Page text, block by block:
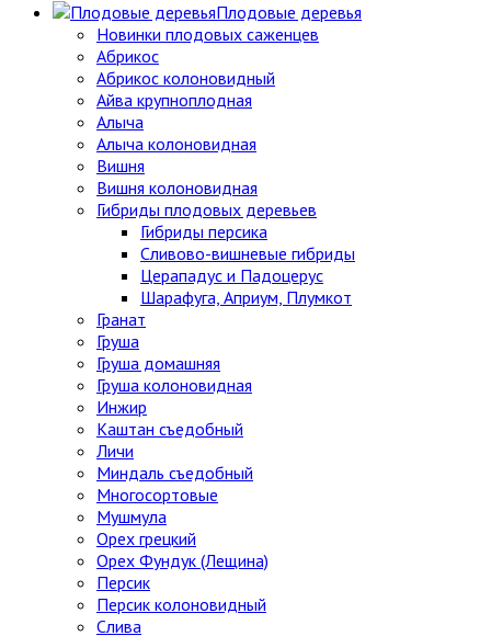
Плодовые деревья
Новинки плодовых саженцев
Абрикос
Абрикос колоновидный
Айва крупноплодная
Алыча
Алыча колоновидная
Вишня
Вишня колоновидная
Гибриды плодовых деревьев
Гибриды персика
Сливово-вишневые гибриды
Церападус и Падоцерус
Шарафуга, Априум, Плумкот
Гранат
Груша
Груша домашняя
Груша колоновидная
Инжир
Каштан съедобный
Личи
Миндаль съедобный
Многосортовые
Мушмула
Орех грецкий
Орех Фундук (Лещина)
Персик
Персик колоновидный
Слива